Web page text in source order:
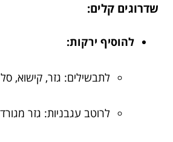
שדרוגים קלים:
להוסיף ירקות:
לתבשילים: גזר, קישוא,
לרוטב עגבניות: גזר